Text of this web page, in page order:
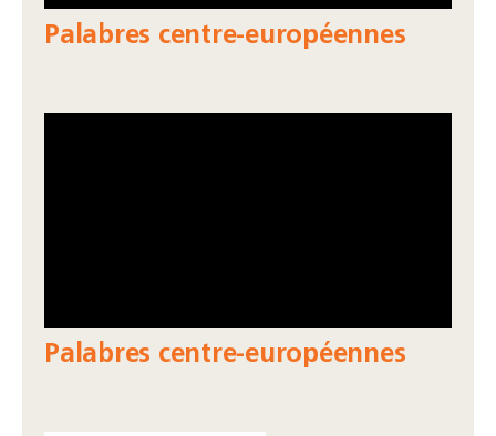
Palabres centre-européennes
Palabres centre-européennes